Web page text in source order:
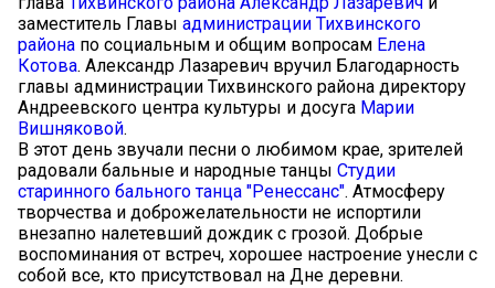
заместитель Главы администрации Тихвинского
района по социальным и общим вопросам Елена
Котова. Александр Лазаревич вручил Благодарность
главы администрации Тихвинского района директору
Андреевского центра культуры и досуга Марии
Вишняковой.
В этот день звучали песни о любимом крае, зрителей
радовали бальные и народные танцы Студии
старинного бального танца "Ренессанс". Атмосферу
творчества и доброжелательности не испортили
внезапно налетевший дождик с грозой. Добрые
воспоминания от встреч, хорошее настроение унесли с
собой все, кто присутствовал на Дне деревни.